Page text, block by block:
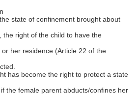
state of confinement brought about
the right of the child to have the
her residence (Article 22 of the
has become the right to protect a state
the female parent abducts/confines her